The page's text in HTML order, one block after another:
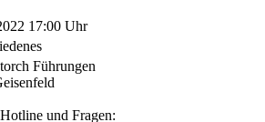
17:00 Uhr
Führungen
und Fragen: